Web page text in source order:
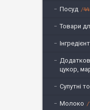
Посуд 44
Товари
цукор,
Супутні
Молоко